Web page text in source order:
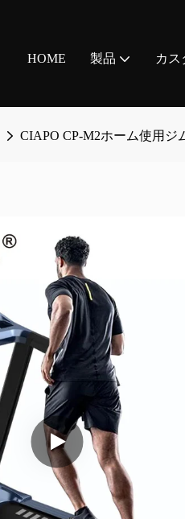
HOME 製品 カス
CIAPO CP-M2ホーム使用